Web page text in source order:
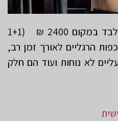
מדרסים לאומית 750 ₪ בלבד במקום 2400 ₪ (1+1
הרגליים לאורך זמן רב,
לא נוחות ועוד הם חלק